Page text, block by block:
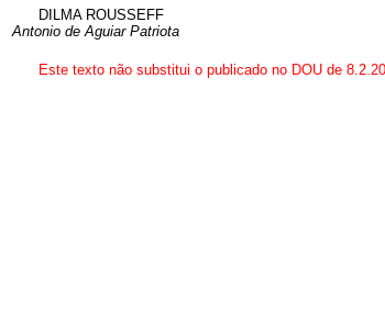
DILMA ROUSSEFF
Antonio de Aguiar Patriota
Este texto não substitui o publicado no DOU de